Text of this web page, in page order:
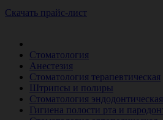
Скачать прайс-лист
Стоматология
Анестезия
Стоматология терапевтическая
Штрипсы и полиры
Стоматология эндодонтическая
Гигиена полости рта и